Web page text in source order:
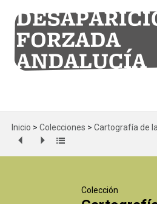
Inicio > Colecciones > Cartografía de
Colección